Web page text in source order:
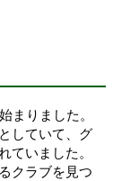
まりました。
していて、グ
ていました。
クラブを見つ